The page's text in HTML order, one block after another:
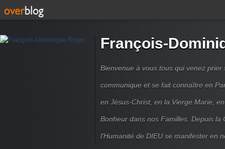
François-
Bienvenue à vous tous qui venez prier
communique et se fait connaître en
en Jésus-Christ, en la Vierge Marie,
Bonheur dans nos Familles. Depuis la
l'Humanité de DIEU se manifester en